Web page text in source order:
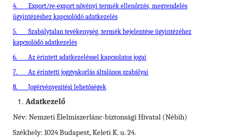
4.
Export/re-export növényi termék ellenőrzés, megrendelés
ügyintézéshez kapcsolódó adatkezelés
5.
Szabálytalan tevékenység, termék bejelentése ügyintézéhez
kapcsolódó adatkezelés
6.
Az érintett adatkezeléssel kapcsolatos jogai
7.
Az érintetti joggyakorlás általános szabályai
8.
Jogérvényesítési lehetőségek
Adatkezelő
Név: Nemzeti Élelmiszerlánc-biztonsági Hivatal (Nébih)
Székhely: 1024 Budapest, Keleti K. u. 24.